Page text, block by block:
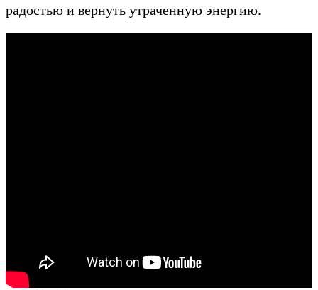
радостью и вернуть утраченную энергию.